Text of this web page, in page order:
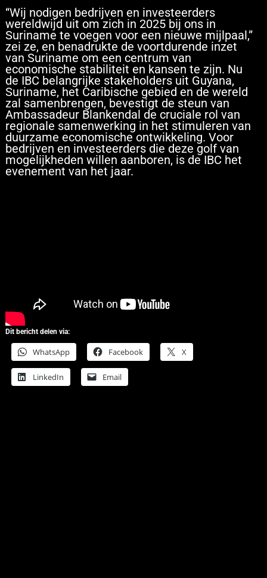
“Wij nodigen bedrijven en investeerders
wereldwijd uit om zich in 2025 bij ons in
Suriname te voegen voor een nieuwe mijlpaal,”
zei ze, en benadrukte de voortdurende inzet
van Suriname om een centrum van
economische stabiliteit en kansen te zijn. Nu
de IBC belangrijke stakeholders uit Guyana,
Suriname, het Caribische gebied en de wereld
zal samenbrengen, bevestigt de steun van
Ambassadeur Blankendal de cruciale rol van
regionale samenwerking in het stimuleren van
duurzame economische ontwikkeling. Voor
bedrijven en investeerders die deze golf van
mogelijkheden willen aanboren, is de IBC het
evenement van het jaar.
Dit bericht delen via:
WhatsApp Facebook X
LinkedIn Email